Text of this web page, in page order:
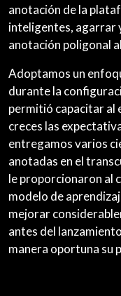
anotación de la
inteligentes, agarrar
anotación poligonal
Adoptamos un
durante la
permitió capacitar al
creces las
entregamos varios
anotadas en el
le proporcionaron al
modelo de
mejorar
antes del
manera oportuna su